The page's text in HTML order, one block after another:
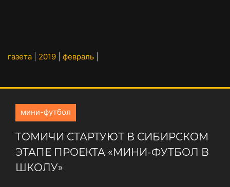
газета 2019 февраль
мини-футбол
ТОМИЧИ СТАРТУЮТ В СИБИРСКОМ
ЭТАПЕ ПРОЕКТА «МИНИ-ФУТБОЛ В
ШКОЛУ»